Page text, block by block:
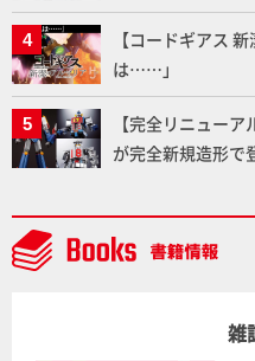
ふたたび塗る!!【
【コードギアス
は……」
【完全リニュー
が完全新規造形で
ト」セット情報も
雑